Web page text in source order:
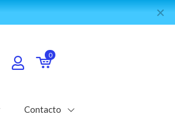
✕
0
Contacto